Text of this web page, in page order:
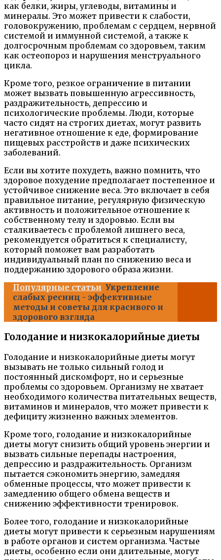
как белки, жиры, углеводы, витамины и
минералы. Это может привести к слабости,
головокружению, проблемам с сердцем, нервной
системой и иммунной системой, а также к
долгосрочным проблемам со здоровьем, таким
как остеопороз и нарушения менструального
цикла.
Кроме того, резкое ограничение в питании
может вызвать повышенную агрессивность,
раздражительность, депрессию и
психологические проблемы. Люди, которые
часто сидят на строгих диетах, могут развить
негативное отношение к еде, формирование
пищевых расстройств и даже психических
заболеваний.
Если вы хотите похудеть, важно помнить, что
здоровое похудение предполагает постепенное и
устойчивое снижение веса. Это включает в себя
правильное питание, регулярную физическую
активность и положительное отношение к
собственному телу и здоровью. Если вы
сталкиваетесь с проблемой лишнего веса,
рекомендуется обратиться к специалисту,
который поможет вам разработать
индивидуальный план по снижению веса и
поддержанию здорового образа жизни.
Популярные статьи Укрепление
слабых ресниц - эффективные
методы и советы для красивого и
здорового взгляда
Голодание и низкокалорийные диеты
Голодание и низкокалорийные диеты могут
вызывать не только сильный голод и
постоянный дискомфорт, но и серьезные
проблемы со здоровьем. Организму не хватает
необходимого количества питательных веществ,
витаминов и минералов, что может привести к
дефициту жизненно важных элементов.
Кроме того, голодание и низкокалорийные
диеты могут снизить общий уровень энергии и
вызвать сильные перепады настроения,
депрессию и раздражительность. Организм
пытается сэкономить энергию, замедляя
обменные процессы, что может привести к
замедлению общего обмена веществ и
снижению эффективности тренировок.
Более того, голодание и низкокалорийные
диеты могут привести к серьезным нарушениям
в работе органов и систем организма. Частые
диеты, особенно если они длительные, могут